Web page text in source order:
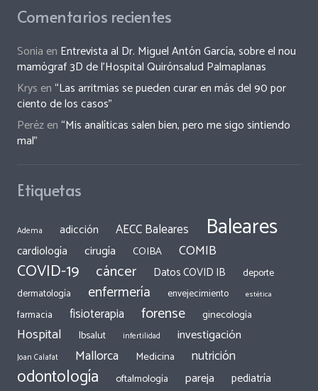
Comentarios recientes
Sonia en Entrevista al Dr. Miguel Antón García, sobre el nou
mamògraf 3D de l’Hospital Quirónsalud Palmaplanas
Krys en“Las arritmias se pueden curar en más del 90 por
ciento de los casos”
Perézen“Mis analíticas salen bien, pero me sigo sintiendo
mal”
Etiquetas
Adema adicción AECC Baleares Baleares
cardiología cirugía COIBA COMIB
COVID-19 cáncer Datos COVID IB
deporte
dermatología
enfermería envejecimiento estética
farmacia fisioterapia forense ginecología
Hospital Ibsalut infertilidad investigación
Joan Calafat Mallorca Medicina nutrición
odontología oftalmología pareja pediatría